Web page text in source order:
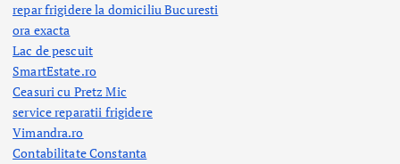
repar frigidere la domiciliu Bucuresti
ora exacta
Lac de pescuit
SmartEstate.ro
Ceasuri cu Pretz Mic
service reparatii frigidere
Vimandra.ro
Contabilitate Constanta